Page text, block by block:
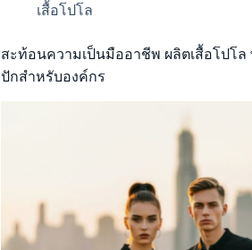
เสื้อโปโล
สะท้อนความเป็นมืออาชีพ ผลิตเสื้อโปโล
ปักสำหรับองค์กร